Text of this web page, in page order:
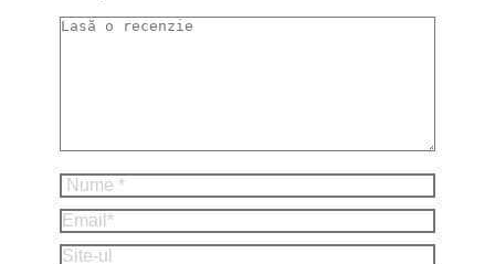
Lasă o recenzie
Nume *
Email *
Site-ul